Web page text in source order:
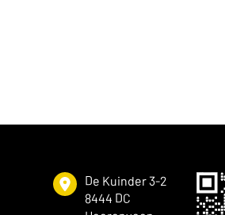
De Kuinder 3-2
8444 DC